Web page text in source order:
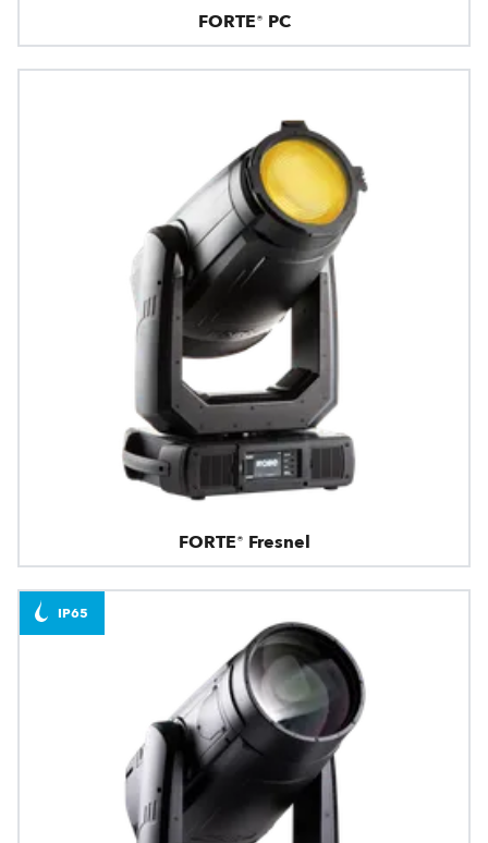
FORTE® PC
FORTE® Fresnel
IP65